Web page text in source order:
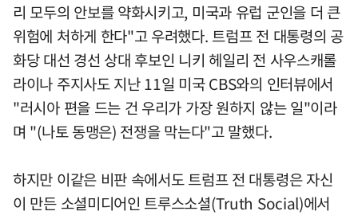
리 모두의 안보를 약화시키고, 미국과 유럽 군인을 더 큰
위험에 처하게 한다"고 우려했다. 트럼프 전 대통령의 공
화당 대선 경선 상대 후보인 니키 헤일리 전 사우스캐롤
라이나 주지사도 지난 11일 미국 CBS와의 인터뷰에서
"러시아 편을 드는 건 우리가 가장 원하지 않는 일"이라
며 "(나토 동맹은) 전쟁을 막는다"고 말했다.
하지만 이같은 비판 속에서도 트럼프 전 대통령은 자신
이 만든 소셜미디어인 트루스소셜(Truth Social)에서